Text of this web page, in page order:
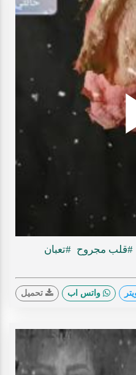
#قلب مجروح #تعبان
واتس اب تحميل